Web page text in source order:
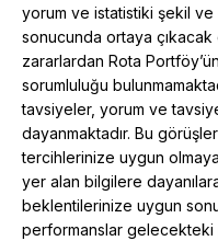
yorum ve istatistiki şekil ve
sonucunda ortaya
zararlardan Rota
sorumluluğu
tavsiyeler, yorum ve
dayanmaktadır. Bu
tercihlerinize uygun
yer alan bilgilere
beklentilerinize uygun
performanslar gelecekteki